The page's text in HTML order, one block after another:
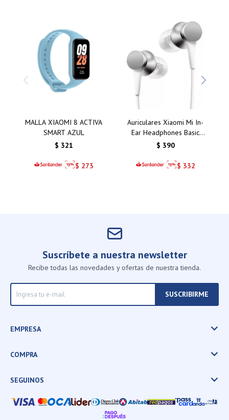
MALLA XIAOMI 8 ACTIVA
SMART AZUL
$ 321
$ 273
Auriculares Xiaomi Mi In-
Ear Headphones Basic
Silver/Plata: Calidad de
Inigualable
$ 390
$ 332
Suscríbete a nuestra newsletter
Recibe todas las novedades y ofertas de nuestra tienda.
SUSCRIBIRME
EMPRESA
COMPRA
SEGUINOS